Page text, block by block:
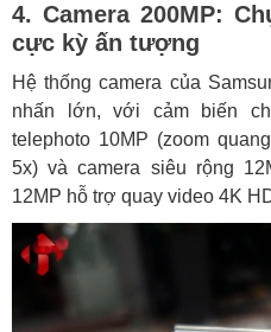
4. Camera 200MP:
cực kỳ ấn tượng
Hệ thống camera của
nhấn lớn, với cảm biến
telephoto 10MP (zoom
5x) và camera siêu rộng
12MP hỗ trợ quay video 4K